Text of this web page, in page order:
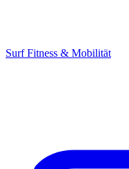
Surf Fitness & Mobilität